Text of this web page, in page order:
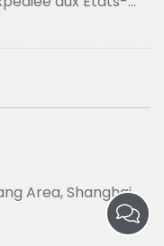
Area, Shanghai,